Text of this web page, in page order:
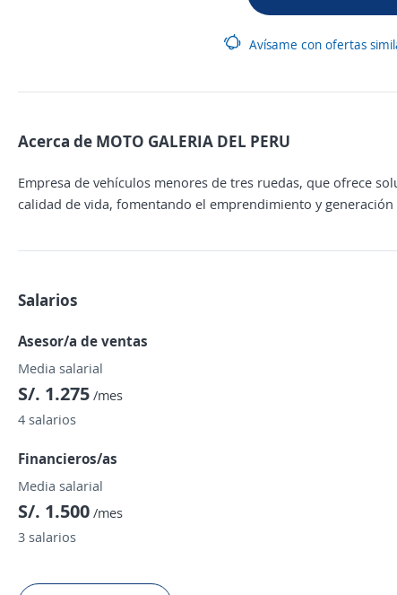
Avísame con ofertas
Acerca de MOTO GALERIA DEL PERU
Empresa de vehículos menores de tres ruedas, que ofrece
calidad de vida, fomentando el emprendimiento y generación
Salarios
Asesor/a de ventas
Media salarial
S/. 1.275 /mes
4 salarios
Financieros/as
Media salarial
S/. 1.500 /mes
3 salarios